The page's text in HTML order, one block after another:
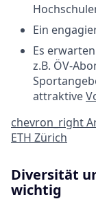
Ein
Es
z.B. ÖV-
attraktive
chevron_right
ETH Zürich
Diversität
wichtig